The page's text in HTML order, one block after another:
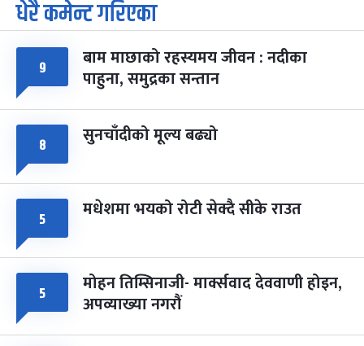
७
आइत
पूर्णिमा व्रत
चैत्र ७, २०८३-
८
सोम
फागुपूर्णिमा
चैत्र ८, २०८३-Mar 22, 2027
७ महिना बाँकी
धेरै कमेन्ट गरिएका
९ बाम माछाको रहस्यमय जीवन : नदीका
पाहुना, समुद्रका सन्तान
८ सुनचाँदीको मूल्य बढ्यो
५ मधेशमा भयको रोटी सेक्दै सीके राउत
५ मोहन तिम्सिनाजी- मार्क्सवाद देववाणी होइन,
अपव्याख्या नगरौं